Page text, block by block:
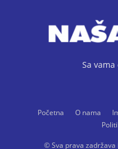
Sa
Početna O nama
© Sva prava zadržava